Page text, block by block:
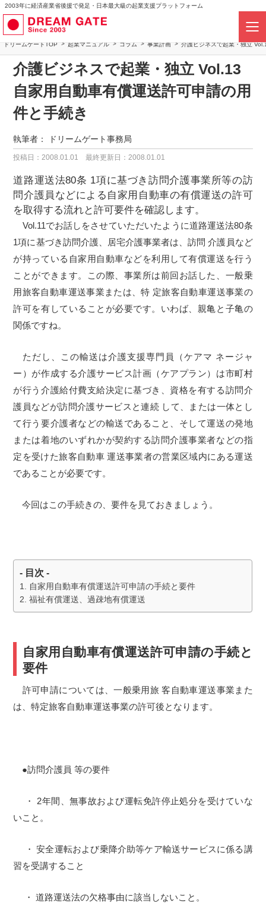
2003年に経済産業省後援で発足・日本最大級の起業支援プラットフォーム
ドリームゲートTOP 起業マニュアル コラム 事業計画 介護ビジネスで起業・独立
介護ビジネスで起業・独立 Vol.13
自家用自動車有償運送許可申請の用
件と手続き
執筆者： ドリームゲート事務局
投稿日：2008.01.01 最終更新日：2008.01.01
道路運送法80条 1項に基づき訪問介護事業所等の訪
問介護員などによる自家用自動車の有償運送の許可
を取得する流れと許可要件を確認します。
Vol.11でお話しをさせていただいたように道路運送法80条
1項に基づき訪問介護、居宅介護事業者は、訪問 介護員など
が持っている自家用自動車などを利用して有償運送を行う
ことができます。この際、事業所は前回お話した、一般乗
用旅客自動車運送事業または、特 定旅客自動車運送事業の
許可を有していることが必要です。いわば、親亀と子亀の
関係ですね。
ただし、この輸送は介護支援専門員（ケアマ ネージャ
ー）が作成する介護サービス計画（ケアプラン）は市町村
が行う介護給付費支給決定に基づき、資格を有する訪問介
護員などが訪問介護サービスと連続 して、または一体とし
て行う要介護者などの輸送であること、そして運送の発地
または着地のいずれかが契約する訪問介護事業者などの指
定を受けた旅客自動車 運送事業者の営業区域内にある運送
であることが必要です。
今回はこの手続きの、要件を見ておきましょう。
- 目次 -
自家用自動車有償運送許可申請の手続と要件
福祉有償運送、過疎地有償運送
自家用自動車有償運送許可申請の手続と
要件
許可申請については、一般乗用旅 客自動車運送事業また
は、特定旅客自動車運送事業の許可後となります。
●訪問介護員 等の要件
・ 2年間、無事故および運転免許停止処分を受けていな
いこと。
・ 安全運転および乗降介助等ケア輸送サービスに係る講
習を受講すること
・ 道路運送法の欠格事由に該当しないこと。